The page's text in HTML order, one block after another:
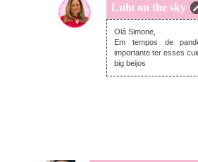
Lulu on the sky
quarta-
Olá Simone,
Em tempos de
importante ter esses
big beijos